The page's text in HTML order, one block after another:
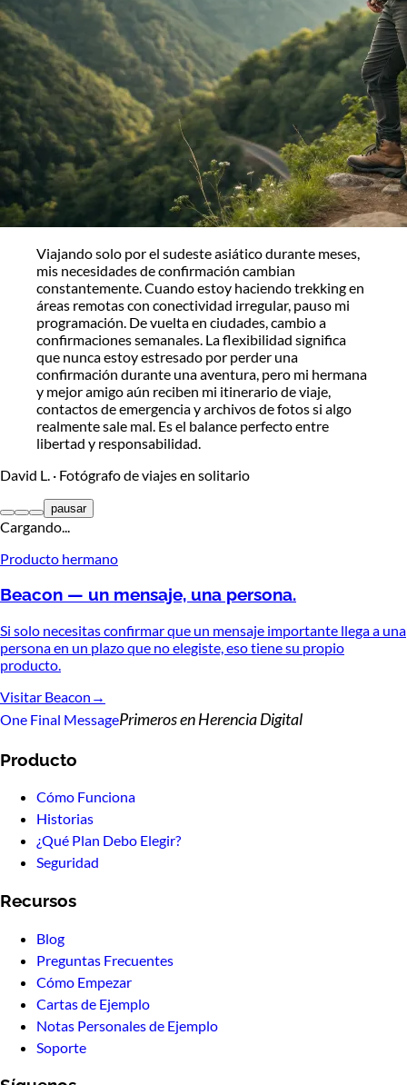
Viajando solo por el sudeste asiático durante meses,
mis necesidades de confirmación cambian
constantemente. Cuando estoy haciendo trekking en
áreas remotas con conectividad irregular, pauso mi
programación. De vuelta en ciudades, cambio a
confirmaciones semanales. La flexibilidad significa
que nunca estoy estresado por perder una
confirmación durante una aventura, pero mi hermana
y mejor amigo aún reciben mi itinerario de viaje,
contactos de emergencia y archivos de fotos si algo
realmente sale mal. Es el balance perfecto entre
libertad y responsabilidad.
David L. · Fotógrafo de viajes en solitario
pausar
Cargando...
Producto hermano
Beacon — un mensaje, una persona.
Si solo necesitas confirmar que un mensaje importante llega a una
persona en un plazo que no elegiste, eso tiene su propio
producto.
Visitar Beacon →
One Final MessagePrimeros en Herencia Digital
Producto
Cómo Funciona
Historias
¿Qué Plan Debo Elegir?
Seguridad
Recursos
Blog
Preguntas Frecuentes
Cómo Empezar
Cartas de Ejemplo
Notas Personales de Ejemplo
Soporte